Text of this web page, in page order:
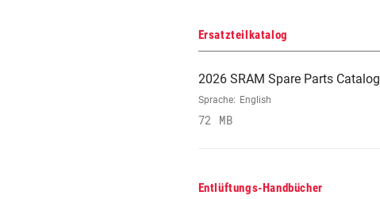
Ersatzteilkatalog
2026 SRAM Spare Parts Catalog
Sprache: English
72 MB
Entlüftungs-Handbücher